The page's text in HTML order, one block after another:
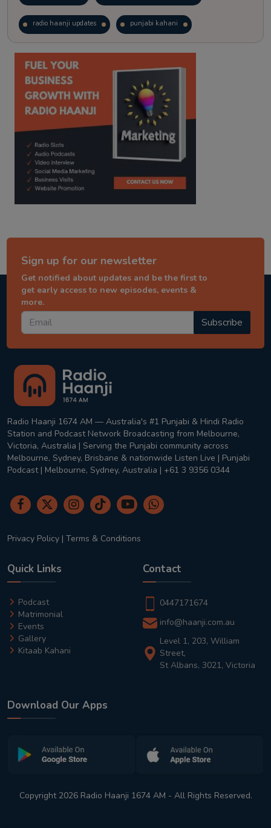
radio haanji updates punjabi kahani
kitaab kahani punjabi story
Sign up for our newsletter
Get notified about updates and be the first to
get early access to new episodes, events &
more.
Subscribe
Radio Haanji 1674 AM — Australia's #1 Punjabi & Hindi Radio
Station and Podcast Network Broadcasting from Melbourne,
Victoria, Australia | Serving the Punjabi community across
Melbourne, Sydney, Brisbane & nationwide Listen Live | Punjabi
Podcast | Melbourne, Sydney, Australia | +61 3 9356 0344
Privacy Policy | Terms & Conditions
Quick Links
Podcast
Matrimonial
Events
Gallery
Kitaab Kahani
Contact
0447171674
info@haanji.com.au
Level 1, 203, William
Street,
St Albans, 3021, Victoria
Download Our Apps
Copyright 2026 Radio Haanji 1674 AM - All Rights Reserved.